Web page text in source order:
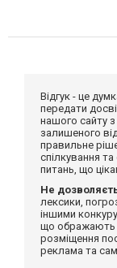
Відгук - це
передати
нашого сайту
залишеного
правильне
спілкування
питань, що
Не
лексики,
іншими
що ображають
розміщення
реклама та